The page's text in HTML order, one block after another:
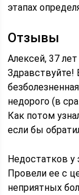
этапах
Отзывы
Алексей, 37 лет
Здравствуйте!
недорого (в
Как потом
если бы
Недостатков у
Провели ее с
неприятных